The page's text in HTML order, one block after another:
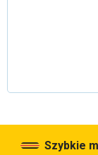
Szybkie